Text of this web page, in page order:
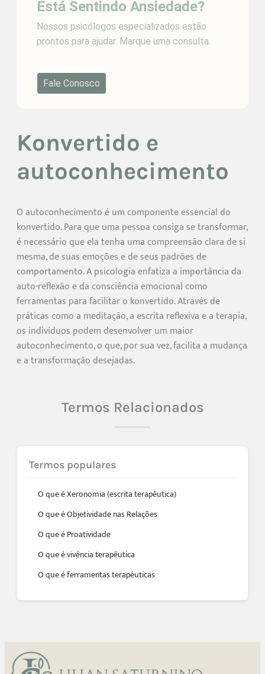
Está Sentindo Ansiedade?
Nossos psicólogos especializados estão
prontos para ajudar. Marque uma consulta.
Fale Conosco
Konvertido e
autoconhecimento
O autoconhecimento é um componente essencial do
konvertido. Para que uma pessoa consiga se transformar,
é necessário que ela tenha uma compreensão clara de si
mesma, de suas emoções e de seus padrões de
comportamento. A psicologia enfatiza a importância da
auto-reflexão e da consciência emocional como
ferramentas para facilitar o konvertido. Através de
práticas como a meditação, a escrita reflexiva e a terapia,
os indivíduos podem desenvolver um maior
autoconhecimento, o que, por sua vez, facilita a mudança
e a transformação desejadas.
Termos Relacionados
Termos populares
O que é Xeronomia (escrita terapêutica)
O que é Objetividade nas Relações
O que é Proatividade
O que é vivência terapêutica
O que é ferramentas terapêuticas